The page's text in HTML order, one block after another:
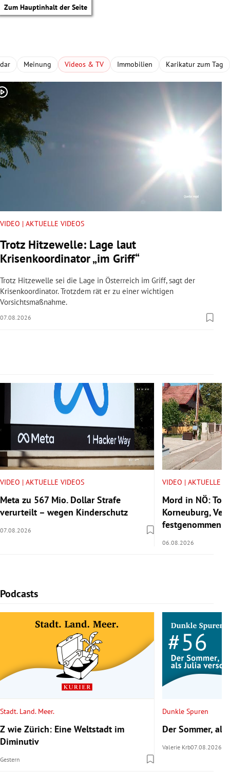
Zum Hauptinhalt der Seite
Untermenü
Untermenü
Untermenü
Untermenü
Untermenü
Meinung Videos & TV Immobilien Karikatur zum Tag
VIDEO | AKTUELLE VIDEOS
Trotz Hitzewelle: Lage laut
Krisenkoordinator „im Griff“
Trotz Hitzewelle sei die Lage in Österreich im Griff, sagt der
Krisenkoordinator. Trotzdem rät er zu einer wichtigen
Vorsichtsmaßnahme.
07.08.2026
VIDEO | AKTUELLE VIDEOS
Meta zu 567 Mio. Dollar Strafe
verurteilt – wegen Kinderschutz
07.08.2026
VIDEO | AKTUELLE
Mord in NÖ:
Korneuburg,
festgenommen
06.08.2026
Podcasts
Slide 1 von 5
Stadt. Land. Meer.
Z wie Zürich: Eine Weltstadt im
Diminutiv
Gestern
Dunkle Spuren
Der Sommer,
Valerie Krb07.08.2026